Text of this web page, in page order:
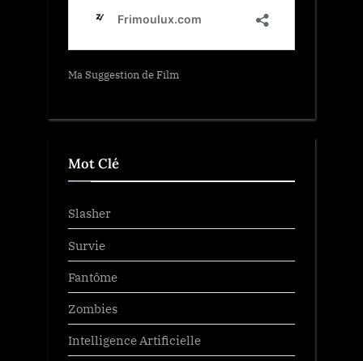
Ma Suggestion de Film
Mot Clé
Slasher
Survie
Fantôme
Zombies
Intelligence Artificielle